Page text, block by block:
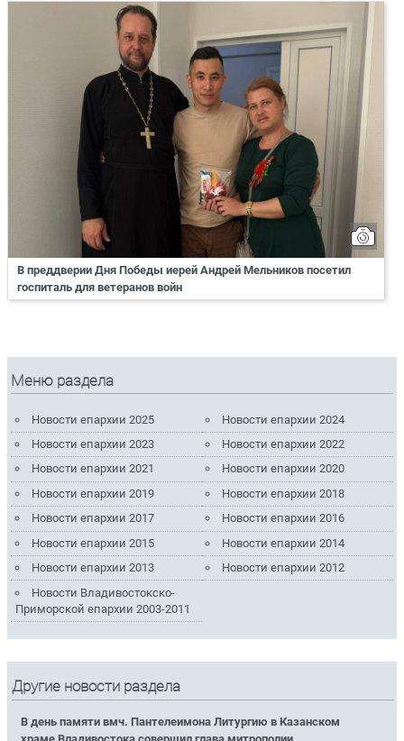
В преддверии Дня Победы иерей Андрей Мельников посетил
госпиталь для ветеранов войн
Меню раздела
Новости епархии 2025
Новости епархии 2024
Новости епархии 2023
Новости епархии 2022
Новости епархии 2021
Новости епархии 2020
Новости епархии 2019
Новости епархии 2018
Новости епархии 2017
Новости епархии 2016
Новости епархии 2015
Новости епархии 2014
Новости епархии 2013
Новости епархии 2012
Новости Владивостокско-
Приморской епархии 2003-2011
Другие новости раздела
В день памяти вмч. Пантелеимона Литургию в Казанском